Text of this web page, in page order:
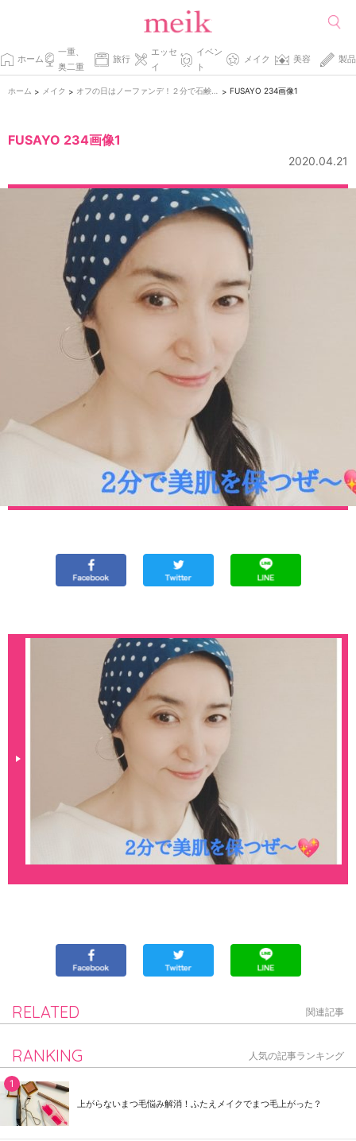
ホーム
一重、
奥二重
旅行
エッセ
イ
イベン
ト
メイク 美容 製品
ホーム > メイク > > FUSAYO 234画像1
FUSAYO 234画像1
2020.04.21
RELATED 関連記事
RANKING 人気の記事ランキング
上がらないまつ毛悩み解消！ふたえメイクでまつ毛上がった？